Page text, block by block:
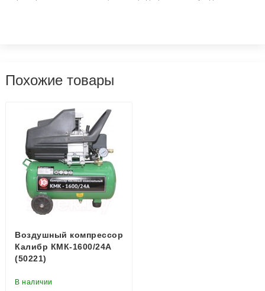
Похожие товары
Воздушный компрессор
Калибр КМК-1600/24А
(50221)
В наличии